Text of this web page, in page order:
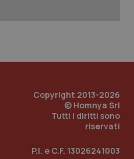
Copyright 2013-2026
© Homnya Srl
Tutti i diritti sono
riservati
P.I. e C.F. 13026241003
.quotidianosanita.it
1
mese